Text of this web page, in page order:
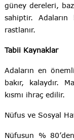
güney dereleri,
sahiptir. Adaların
rastlanır.
Tabii Kaynaklar
Adaların en
bakır, kalaydır.
kısmı ihraç edilir.
Nüfus ve Sosyal
Nüfusun %